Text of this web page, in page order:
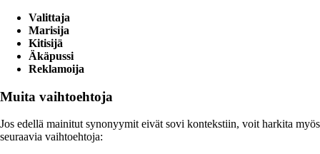
Valittaja
Marisija
Kitisijä
Äkäpussi
Reklamoija
Muita vaihtoehtoja
Jos edellä mainitut synonyymit eivät sovi kontekstiin, voit harkita myös
seuraavia vaihtoehtoja: